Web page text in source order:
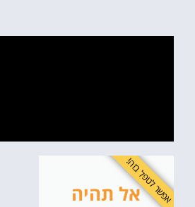
אל תהיהאפשר לטפל בזה!